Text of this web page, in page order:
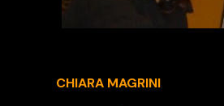
CHIARA MAGRINI